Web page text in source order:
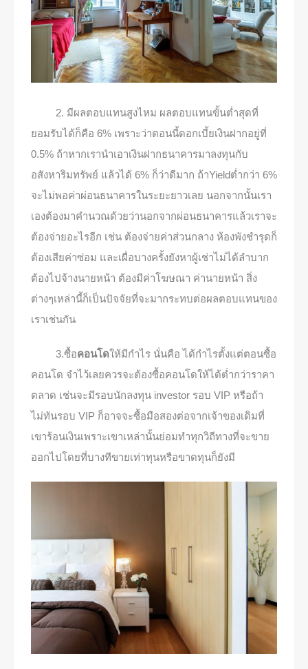
2. มีผลตอบแทนสูงไหม ผลตอบแทนขั้นต่ำสุดที่
ยอมรับได้ก็คือ 6% เพราะว่าตอนนี้ดอกเบี้ยเงินฝากอยู่ที่
0.5% ถ้าหากเรานำเอาเงินฝากธนาคารมาลงทุนกับ
อสังหาริมทรัพย์ แล้วได้ 6% ก็ว่าดีมาก ถ้าYieldต่ำกว่า 6%
จะไม่พอค่าผ่อนธนาคารในระยะยาวเลย นอกจากนั้นเรา
เองต้องมาคำนวณด้วยว่านอกจากผ่อนธนาคารแล้วเราจะ
ต้องจ่ายอะไรอีก เช่น ต้องจ่ายค่าส่วนกลาง ห้องพังชำรุดก็
ต้องเสียค่าซ่อม และเผื่อบางครั้งยังหาผู้เช่าไม่ได้ลำบาก
ต้องไปจ้างนายหน้า ต้องมีค่าโฆษณา ค่านายหน้า สิ่ง
ต่างๆเหล่านี้ก็เป็นปัจจัยที่จะมากระทบต่อผลตอบแทนของ
เราเช่นกัน
3.ซื้อคอนโดให้มีกำไร นั่นคือ ได้กำไรตั้งแต่ตอนซื้อ
คอนโด จำไว้เลยควรจะต้องซื้อคอนโดให้ได้ต่ำกว่าราคา
ตลาด เช่นจะมีรอบนักลงทุน investor รอบ VIP หรือถ้า
ไม่ทันรอบ VIP ก็อาจจะซื้อมือสองต่อจากเจ้าของเดิมที่
เขาร้อนเงินเพราะเขาเหล่านั้นย่อมทำทุกวิถีทางที่จะขาย
ออกไปโดยที่บางทีขายเท่าทุนหรือขาดทุนก็ยังมี